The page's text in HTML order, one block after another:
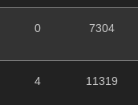
0 7304
4 11319